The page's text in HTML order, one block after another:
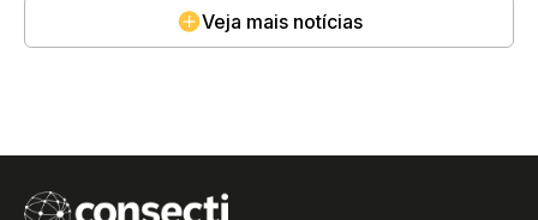
Veja mais notícias